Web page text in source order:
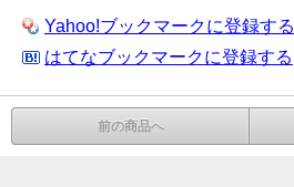
Yahoo!ブックマークに登録する
はてなブックマークに登録する
前の商品へ